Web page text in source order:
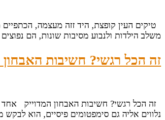
טיקים העין קופצת, היד זזה מעצמה,
משלב הילדות ולנבוע מסיבות שונות, הם
זה הכל רגשי? חשיבות האבחון
זה הכל רגשי? חשיבות האבחון המדוייק
נלווים אליה גם סימפטומים פיסיים, הוא